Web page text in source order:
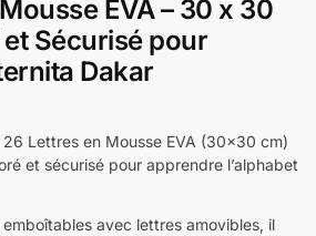
EVA – 30 x 30
Sécurisé pour
Dakar
Lettres en Mousse EVA (30×30 cm)
et sécurisé pour apprendre l’alphabet
avec lettres amovibles, il